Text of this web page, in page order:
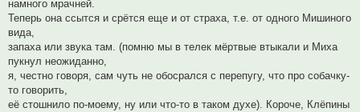
намного мрачней.
Теперь она ссытся и срётся еще и от страха, т.е. от одного Мишиного
вида,
запаха или звука там. (помню мы в телек мёртвые втыкали и Миха
пукнул неожиданно,
я, честно говоря, сам чуть не обосрался с перепугу, что про собачку-
то говорить,
её стошнило по-моему, ну или что-то в таком духе). Короче, Клёпины